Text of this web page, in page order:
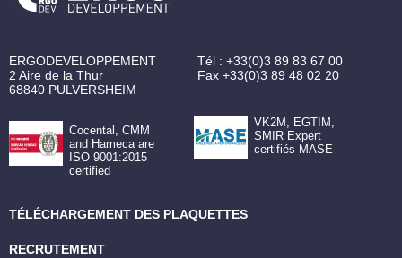
ERGODEVELOPPEMENT
2 Aire de la Thur
68840 PULVERSHEIM
Tél :+33(0)3 89 83 67 00
Fax+33(0)3 89 48 02 20
Cocental, CMM
and Hameca are
ISO 9001:2015
certified
VK2M, EGTIM,
SMIR Expert
certifiés MASE
TÉLÉCHARGEMENT DES PLAQUETTES
RECRUTEMENT